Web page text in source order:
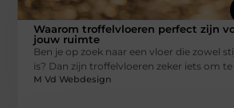
Waarom troffelvloeren perfect zijn
jouw ruimte
Ben je op zoek naar een vloer die zowel
is? Dan zijn troffelvloeren zeker iets om te
M Vd Webdesign